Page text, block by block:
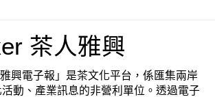
茶人雅興
雅興電子報」是茶文化平台，係匯集兩岸
動、產業訊息的非營利單位。透過電子